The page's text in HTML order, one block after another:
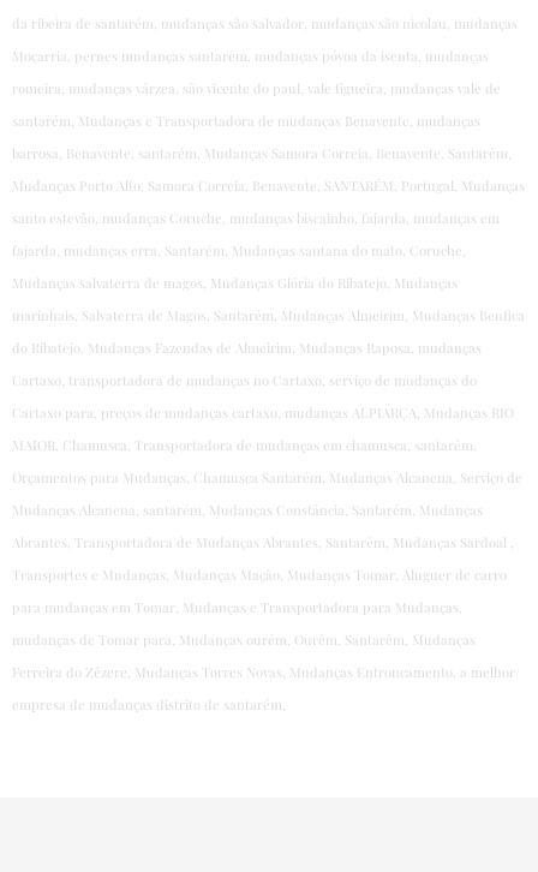
da ribeira de santarém, mudanças são salvador, mudanças são nicolau, mudanças
Moçarria, pernes mudanças santarém, mudanças póvoa da isenta, mudanças
romeira, mudanças várzea, são vicente do paul, vale figueira, mudanças vale de
santarém, Mudanças e Transportadora de mudanças Benavente, mudanças
barrosa, Benavente, santarém, Mudanças Samora Correia, Benavente, Santarém,
Mudanças Porto Alto, Samora Correia, Benavente, SANTARÉM, Portugal, Mudanças
santo estevão, mudanças Coruche, mudanças biscainho, fajarda, mudanças em
fajarda, mudanças erra, Santarém, Mudanças santana do mato, Coruche,
Mudanças salvaterra de magos, Mudanças Glória do Ribatejo, Mudanças
marinhais, Salvaterra de Magos, Santarém, Mudanças Almeirim, Mudanças Benfica
do Ribatejo, Mudanças Fazendas de Almeirim, Mudanças Raposa, mudanças
Cartaxo, transportadora de mudanças no Cartaxo, serviço de mudanças do
Cartaxo para, preços de mudanças cartaxo, mudanças ALPIARÇA, Mudanças RIO
MAIOR, Chamusca, Transportadora de mudanças em chamusca, santarém,
Orçamentos para Mudanças, Chamusca Santarém, Mudanças Alcanena, Serviço de
Mudanças Alcanena, santarém, Mudanças Constância, Santarém, Mudanças
Abrantes, Transportadora de Mudanças Abrantes, Santarém, Mudanças Sardoal ,
Transportes e Mudanças, Mudanças Mação, Mudanças Tomar, Aluguer de carro
para mudanças em Tomar, Mudanças e Transportadora para Mudanças,
mudanças de Tomar para, Mudanças ourém, Ourém, Santarém, Mudanças
Ferreira do Zêzere, Mudanças Torres Novas, Mudanças Entroncamento, a melhor
empresa de mudanças distrito de santarém,